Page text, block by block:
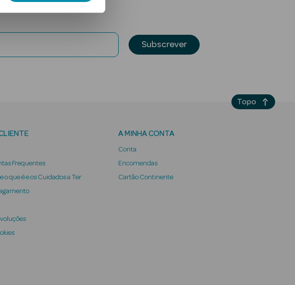
Subscrever
Frequentes
o que é e os Cuidados a Ter
A MINHA CONTA
Conta
Encomendas
Cartão Continente
Topo